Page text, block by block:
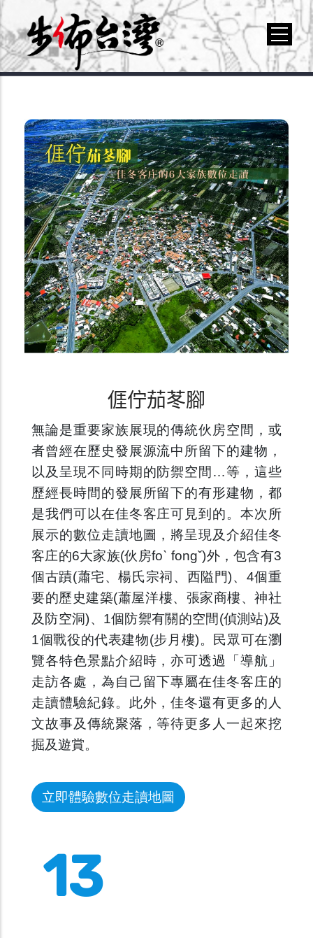
𠊎佇茄苳腳
無論是重要家族展現的傳統伙房空間，或
者曾經在歷史發展源流中所留下的建物，
以及呈現不同時期的防禦空間…等，這些
歷經長時間的發展所留下的有形建物，都
是我們可以在佳冬客庄可見到的。本次所
展示的數位走讀地圖，將呈現及介紹佳冬
客庄的6大家族(伙房foˋ fongˇ)外，包含有3
個古蹟(蕭宅、楊氏宗祠、西隘門)、4個重
要的歷史建築(蕭屋洋樓、張家商樓、神社
及防空洞)、1個防禦有關的空間(偵測站)及
1個戰役的代表建物(步月樓)。民眾可在瀏
覽各特色景點介紹時，亦可透過「導航」
走訪各處，為自己留下專屬在佳冬客庄的
走讀體驗紀錄。此外，佳冬還有更多的人
文故事及傳統聚落，等待更多人一起來挖
掘及遊賞。
立即體驗數位走讀地圖
13